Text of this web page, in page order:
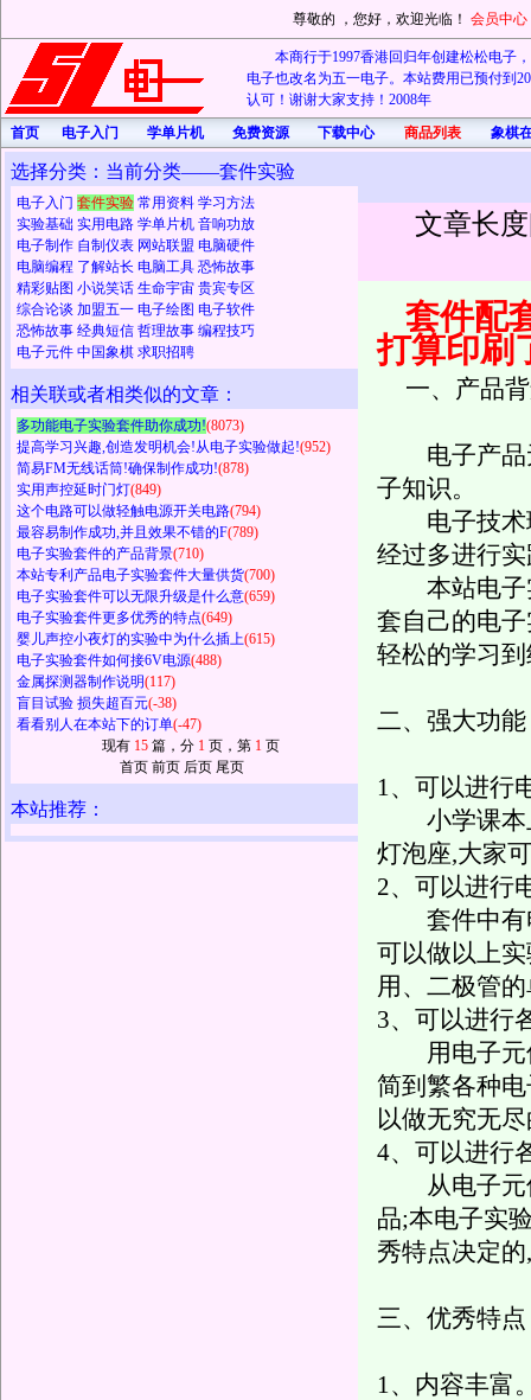
尊敬的 ，您好，欢迎光临！ 会员中心
本商行于1997香港回归年创建松松电子
电子也改名为五一电子。本站费用已预付到
认可！谢谢大家支持！2008年
首页
电子入门 学单片机 免费资源 下载中心 商品列表 象棋
选择分类：当前分类——套件实验
电子入门 套件实验 常用资料 学习方法
实验基础 实用电路 学单片机 音响功放
电子制作 自制仪表 网站联盟 电脑硬件
电脑编程 了解站长 电脑工具 恐怖故事
精彩贴图 小说笑话 生命宇宙 贵宾专区
综合论谈 加盟五一 电子绘图 电子软件
恐怖故事 经典短信 哲理故事 编程技巧
电子元件 中国象棋 求职招聘
相关联或者相类似的文章：
多功能电子实验套件助你成功!(8073)
提高学习兴趣,创造发明机会!从电子实验做起!(952)
简易FM无线话筒!确保制作成功!(878)
实用声控延时门灯(849)
这个电路可以做轻触电源开关电路(794)
最容易制作成功,并且效果不错的F(789)
电子实验套件的产品背景(710)
本站专利产品电子实验套件大量供货(700)
电子实验套件可以无限升级是什么意(659)
电子实验套件更多优秀的特点(649)
婴儿声控小夜灯的实验中为什么插上(615)
电子实验套件如何接6V电源(488)
金属探测器制作说明(117)
盲目试验 损失超百元(-38)
看看别人在本站下的订单(-47)
现有 15 篇，分 1 页，第 1 页
首页 前页 后页 尾页
本站推荐：
文章长
套件配
打算印刷
一、产品
电子产品无
子知识。
电子技术理
经过多进行
本站电子实
套自己的电
轻松的学习
二、强大功能
1、可以进行
小学课本上
灯泡座,大家
2、可以进行
套件中有电
可以做以上
用、二极管
3、可以进行
用电子元件
简到繁各种
以做无究无
4、可以进行
从电子元件
品;本电子实
秀特点决定
三、优秀特点
1、内容丰富